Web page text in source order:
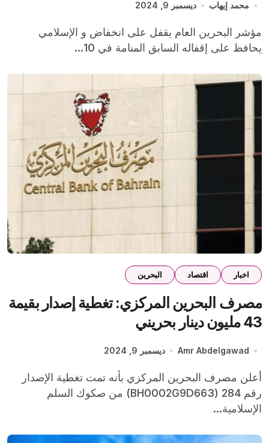
محمد إيهاب ديسمبر 9, 2024
مؤشر البحرين العام يقفل على انخفاض و الإسلامي
يحافظ على إقفاله السابق المنامة في 10...
اخبار اقتصاد البحرين
مصرف البحرين المركزي: تغطية إصدار بقيمة
43 مليون دينار بحريني
Amr Abdelgawad ديسمبر 9, 2024
أعلن مصرف البحرين المركزي بأنه تمت تغطية الإصدار
رقم 284 (BH0002G9D663) من صكوك السلم
الإسلامية...